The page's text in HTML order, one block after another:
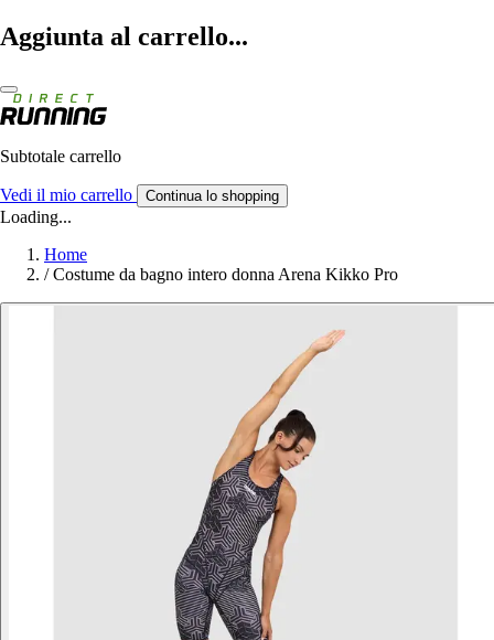
Aggiunta al carrello...
Subtotale carrello
Vedi il mio carrello Continua lo shopping
Loading...
Home
/ Costume da bagno intero donna Arena Kikko Pro